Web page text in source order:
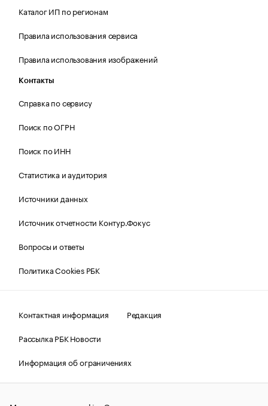
Каталог ИП по регионам
Правила использования сервиса
Правила использования изображений
Контакты
Справка по сервису
Поиск по ОГРН
Поиск по ИНН
Статистика и аудитория
Источники данных
Источник отчетности Контур.Фокус
Вопросы и ответы
Политика Cookies РБК
Контактная информация
Редакция
Рассылка РБК Новости
Информация об ограничениях
Правовая информация
О соблюдении авторских прав